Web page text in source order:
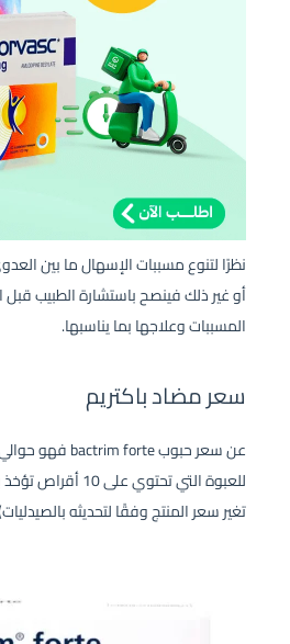
نظرًا لتنوع مسببات الإسهال ما بين
أو غير ذلك فينصح باستشارة الطبيب قبل
المسببات وعلاجها بما يناسبها.
سعر مضاد باكتريم
للعبوة التي تحتوي
تغير سعر المنتج وفقًا لتحديثه